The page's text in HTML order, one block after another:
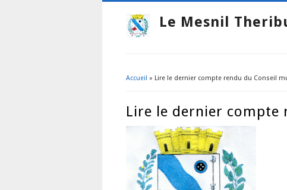
Le Mesnil
Accueil » Lire le dernier compte rendu du Conseil
Lire le dernier compte